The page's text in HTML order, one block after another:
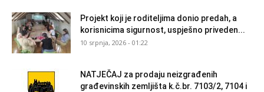
Projekt koji je roditeljima donio predah, a
korisnicima sigurnost, uspješno priveden...
10 srpnja, 2026 - 01:22
NATJEČAJ za prodaju neizgrađenih
građevinskih zemljišta k.č.br. 7103/2, 7104 i